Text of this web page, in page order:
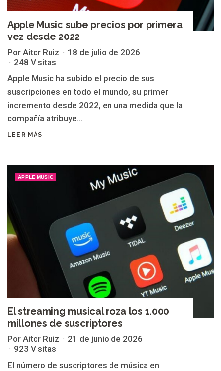
Apple Music sube precios por primera
vez desde 2022
Por Aitor Ruiz
18 de julio de 2026
248 Visitas
Apple Music ha subido el precio de sus
suscripciones en todo el mundo, su primer
incremento desde 2022, en una medida que la
compañía atribuye...
LEER MÁS
APPLE MUSIC
El streaming musical roza los 1.000
millones de suscriptores
Por Aitor Ruiz
21 de junio de 2026
923 Visitas
El número de suscriptores de música en